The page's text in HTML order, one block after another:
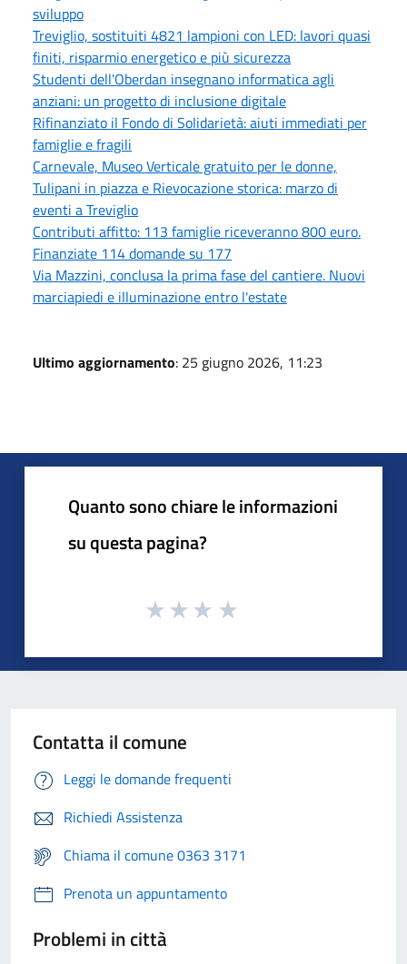
sviluppo
Treviglio, sostituiti 4821 lampioni con LED: lavori quasi
finiti, risparmio energetico e più sicurezza
Studenti dell'Oberdan insegnano informatica agli
anziani: un progetto di inclusione digitale
Rifinanziato il Fondo di Solidarietà: aiuti immediati per
famiglie e fragili
Carnevale, Museo Verticale gratuito per le donne,
Tulipani in piazza e Rievocazione storica: marzo di
eventi a Treviglio
Contributi affitto: 113 famiglie riceveranno 800 euro.
Finanziate 114 domande su 177
Via Mazzini, conclusa la prima fase del cantiere. Nuovi
marciapiedi e illuminazione entro l'estate
Ultimo aggiornamento: 25 giugno 2026, 11:23
Quanto sono chiare le informazioni
su questa pagina?
Contatta il comune
Leggi le domande frequenti
Richiedi Assistenza
Chiama il comune 0363 3171
Prenota un appuntamento
Problemi in città